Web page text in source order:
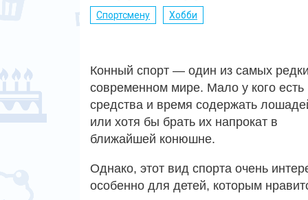
Спортсмену Хобби
Конный спорт — один из самых
современном мире. Мало у кого есть
средства и время содержать
или хотя бы брать их напрокат в
ближайшей конюшне.
Однако, этот вид спорта очень
особенно для детей, которым